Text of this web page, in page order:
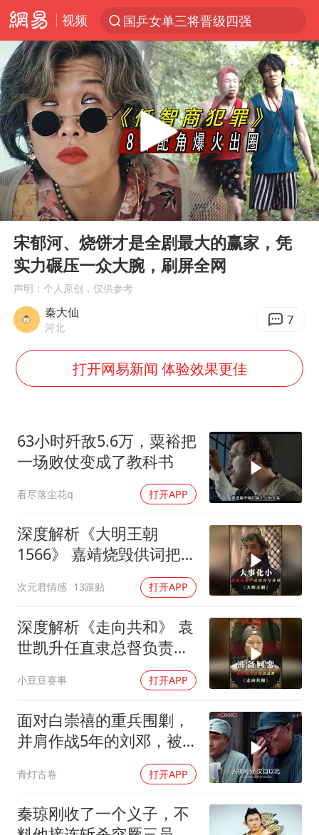
视频
国乒女单三将晋级四强
光影经济撬动暑期消费新蓝海
日本发布排名：“中国第一，美日德韩英法居后”
马克·艾伦退出斯诺克中国公开赛
大V：马科斯把路走绝了
白海豚将正面袭击贯穿浙江
情侣平潭拍日出坠崖1死1伤
杭州全市有序停课
陈思诚零点晒照为佟丽娅庆生
身体出现这几个信号可能是肝在求救
宇树王兴兴被问了360多个问题
全民健身事业高质量发展
台当局重金为“台独”织“皇帝新衣”
郑丽文：台湾从来没有“独立”过
商场现钱学森巨幅海报 负责人回应
乐享全民健身 共筑健康中国
Play
00:00 03:10
宋郁河、烧饼才是全剧最大的赢家，凭
实力碾压一众大腕，刷屏全网
声明：个人原创，仅供参考
秦大仙
河北 7
打开网易新闻 体验效果更佳
63小时歼敌5.6万，粟裕把
一场败仗变成了教科书
看尽落尘花q 打开APP
深度解析《大明王朝
1566》 嘉靖烧毁供词把浙
次元君情感 13跟贴 打开APP
深度解析《走向共和》 袁
世凯升任直隶总督负责接
小豆豆赛事 打开APP
面对白崇禧的重兵围剿，
并肩作战5年的刘邓，被
青灯古卷 打开APP
秦琼刚收了一个义子，不